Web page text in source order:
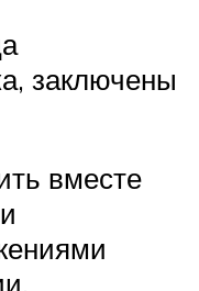
заключены
вместе